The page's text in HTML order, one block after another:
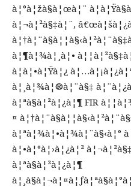
à¦°à¦žà§à¦œà¦¨
à¦¬à¦²à§‡à¦¨,
à¦¶à¦¾à¦¸à¦•
à¦à¦•à¦Ÿà¦¿
à¦¸à¦¾à¦®à¦¨à§‡
à¦ªà§à¦²à¦¿à¦¶ FIR
¤
à¦ªà¦¾à¦•à¦¾à¦¨à§‹à¦°
à¦•à¦°à¦›à¦¿à¦²
à¦ªà§à¦²à¦¿à¦¶